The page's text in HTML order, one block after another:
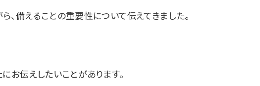
備えることの重要性について伝えてきました。
お伝えしたいことがあります。